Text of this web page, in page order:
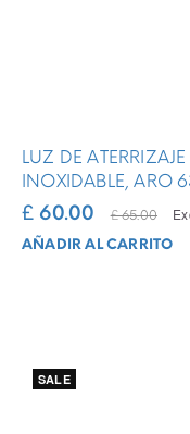
LUZ DE
INOXIDABLE, ARO
£ 60.00 £ 65.00
AÑADIR AL CARRITO
SALE